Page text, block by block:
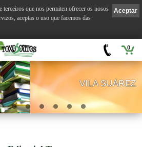
0
VILA SUÁREZ
Aceptar
terceiros que nos permiten ofrecer os nosos
aceptas o uso que facemos das